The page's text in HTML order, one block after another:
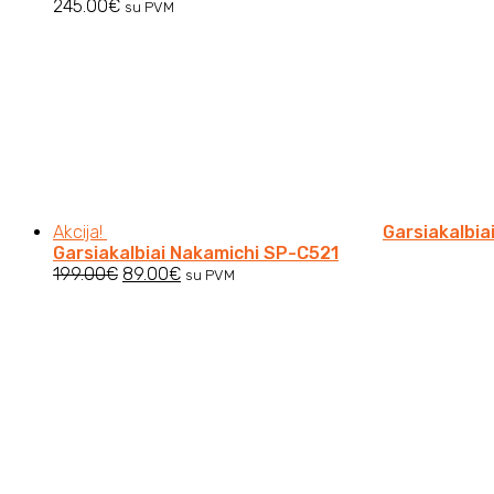
245.00€ su PVM
Akcija!
Garsiakalbiai Nakamichi SP-C521
199.00€ Original
89.00€Current
su PVM